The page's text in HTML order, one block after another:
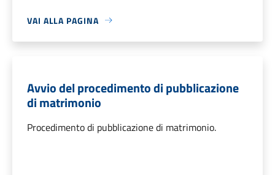
VAI ALLA PAGINA
Avvio del procedimento di pubblicazione
di matrimonio
Procedimento di pubblicazione di matrimonio.